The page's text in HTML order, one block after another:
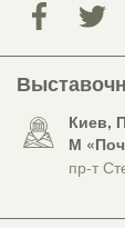
Киев,
М
пр-т